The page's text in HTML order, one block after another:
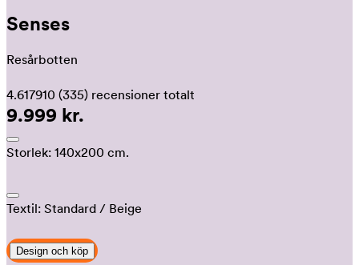
Senses
Resårbotten
4.617910 (335) recensioner totalt
9.999 kr.
Storlek: 140x200 cm.
Textil: Standard / Beige
Design och köp